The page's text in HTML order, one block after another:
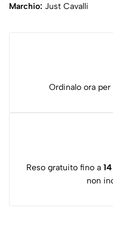
Marchio: Just Cavalli
Ordinalo ora per
Reso gratuito fino a
non